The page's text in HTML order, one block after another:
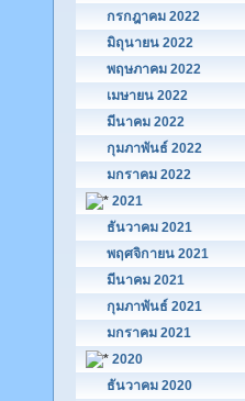
กรกฎาคม 2022
มิถุนายน 2022
พฤษภาคม 2022
เมษายน 2022
มีนาคม 2022
กุมภาพันธ์ 2022
มกราคม 2022
2021
ธันวาคม 2021
พฤศจิกายน 2021
มีนาคม 2021
กุมภาพันธ์ 2021
มกราคม 2021
2020
ธันวาคม 2020